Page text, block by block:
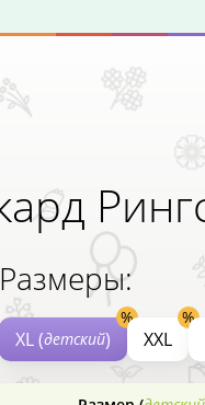
Размеры:
XL (детский) XXL